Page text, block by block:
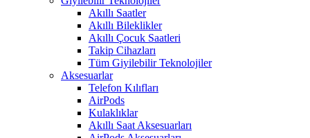
Akıllı Saatler
Akıllı Bileklikler
Akıllı Çocuk Saatleri
Takip Cihazları
Tüm Giyilebilir Teknolojiler
Aksesuarlar
Telefon Kılıfları
AirPods
Kulaklıklar
Akıllı Saat Aksesuarları